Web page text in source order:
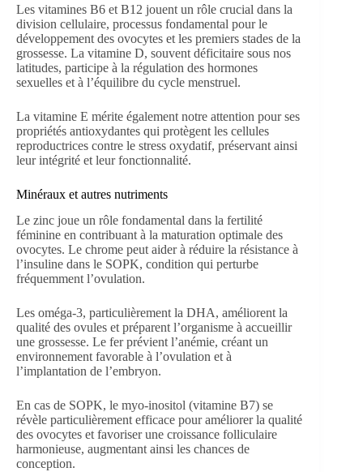
Les vitamines B6 et B12 jouent un rôle crucial dans la
division cellulaire, processus fondamental pour le
développement des ovocytes et les premiers stades de la
grossesse. La vitamine D, souvent déficitaire sous nos
latitudes, participe à la régulation des hormones
sexuelles et à l’équilibre du cycle menstruel.
La vitamine E mérite également notre attention pour ses
propriétés antioxydantes qui protègent les cellules
reproductrices contre le stress oxydatif, préservant ainsi
leur intégrité et leur fonctionnalité.
Minéraux et autres nutriments
Le zinc joue un rôle fondamental dans la fertilité
féminine en contribuant à la maturation optimale des
ovocytes. Le chrome peut aider à réduire la résistance à
l’insuline dans le SOPK, condition qui perturbe
fréquemment l’ovulation.
Les oméga-3, particulièrement la DHA, améliorent la
qualité des ovules et préparent l’organisme à accueillir
une grossesse. Le fer prévient l’anémie, créant un
environnement favorable à l’ovulation et à
l’implantation de l’embryon.
En cas de SOPK, le myo-inositol (vitamine B7) se
révèle particulièrement efficace pour améliorer la qualité
des ovocytes et favoriser une croissance folliculaire
harmonieuse, augmentant ainsi les chances de
conception.